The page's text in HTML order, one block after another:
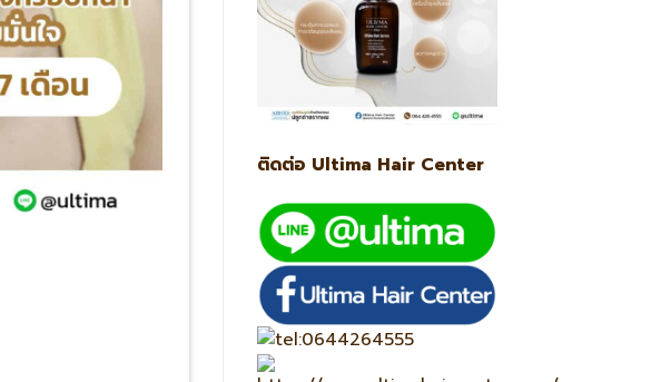
ติดต่อ Ultima Hair Center